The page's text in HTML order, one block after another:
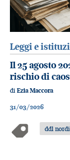
Leggi e
Il 25 agosto
rischio di
di Ezia Maccora
31/03/2026
ddl